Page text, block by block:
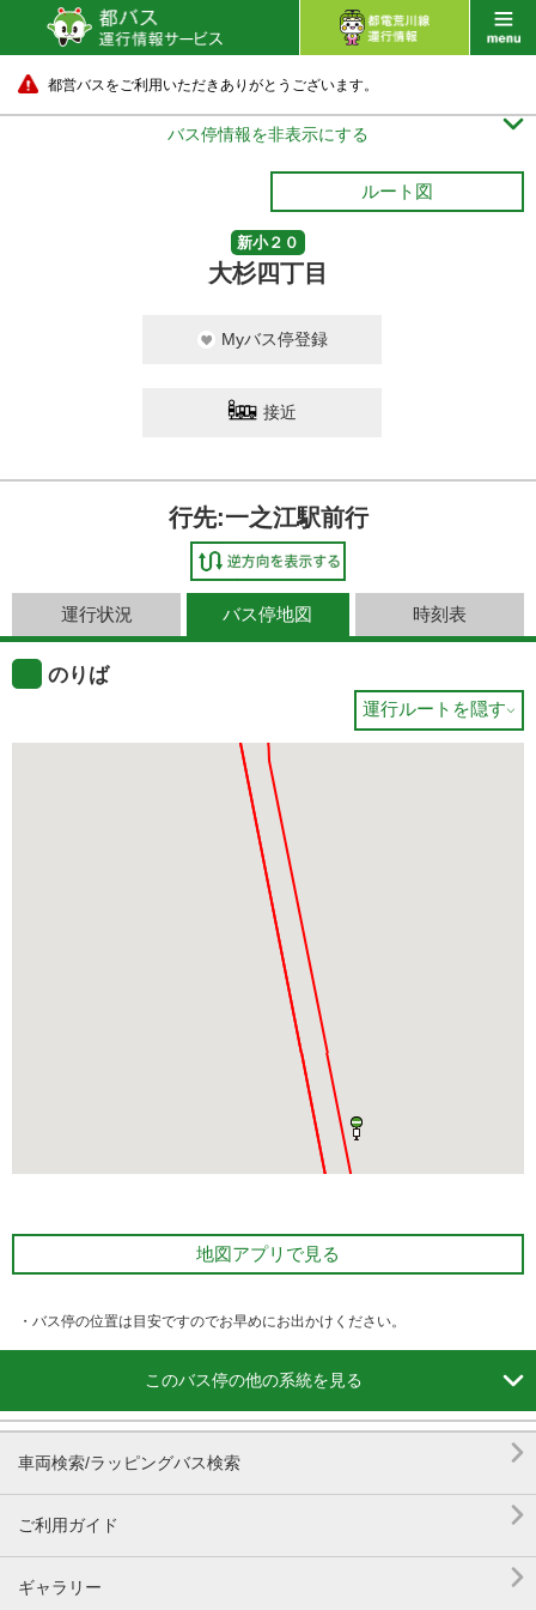
都営バスをご利用いただきありがとうございます。
バス停情報を非表示にする 
ルート図
新小２０
大杉四丁目
Myバス停登録
接近
行先:一之江駅前行
運行状況 バス停地図 時刻表
のりば
運行ルートを隠す
地図アプリで見る
・バス停の位置は目安ですのでお早めにお出かけください。
このバス停の他の系統を見る 
車両検索/ラッピングバス検索 
ご利用ガイド 
ギャラリー 